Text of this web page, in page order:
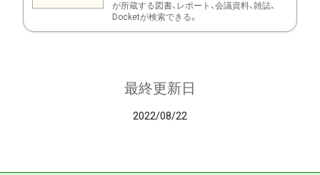
が所蔵する図書、レポート、会議資料、雑誌、
Docketが検索できる。
最終更新日
2022/08/22